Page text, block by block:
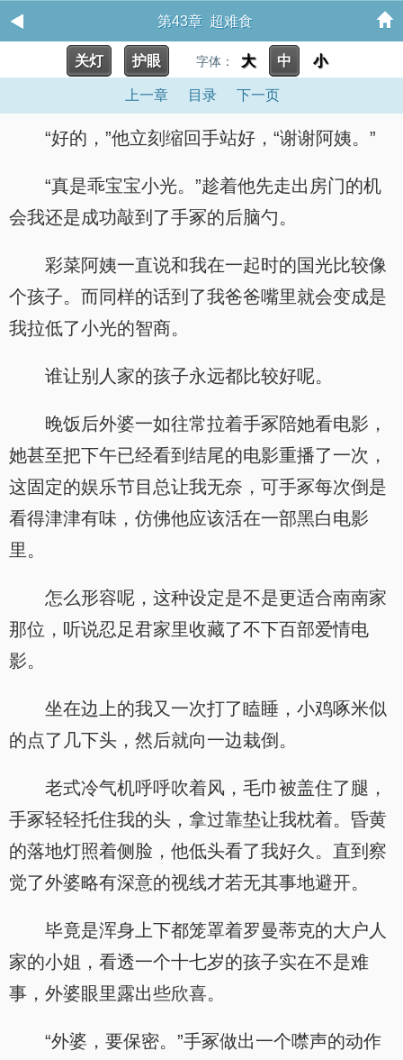
第43章 超难食
关灯 护眼 字体： 大 中 小
上一章 目录 下一页
“好的，”他立刻缩回手站好，“谢谢阿姨。”
“真是乖宝宝小光。”趁着他先走出房门的机
会我还是成功敲到了手冢的后脑勺。
彩菜阿姨一直说和我在一起时的国光比较像
个孩子。而同样的话到了我爸爸嘴里就会变成是
我拉低了小光的智商。
谁让别人家的孩子永远都比较好呢。
晚饭后外婆一如往常拉着手冢陪她看电影，
她甚至把下午已经看到结尾的电影重播了一次，
这固定的娱乐节目总让我无奈，可手冢每次倒是
看得津津有味，仿佛他应该活在一部黑白电影
里。
怎么形容呢，这种设定是不是更适合南南家
那位，听说忍足君家里收藏了不下百部爱情电
影。
坐在边上的我又一次打了瞌睡，小鸡啄米似
的点了几下头，然后就向一边栽倒。
老式冷气机呼呼吹着风，毛巾被盖住了腿，
手冢轻轻托住我的头，拿过靠垫让我枕着。昏黄
的落地灯照着侧脸，他低头看了我好久。直到察
觉了外婆略有深意的视线才若无其事地避开。
毕竟是浑身上下都笼罩着罗曼蒂克的大户人
家的小姐，看透一个十七岁的孩子实在不是难
事，外婆眼里露出些欣喜。
“外婆，要保密。”手冢做出一个噤声的动作